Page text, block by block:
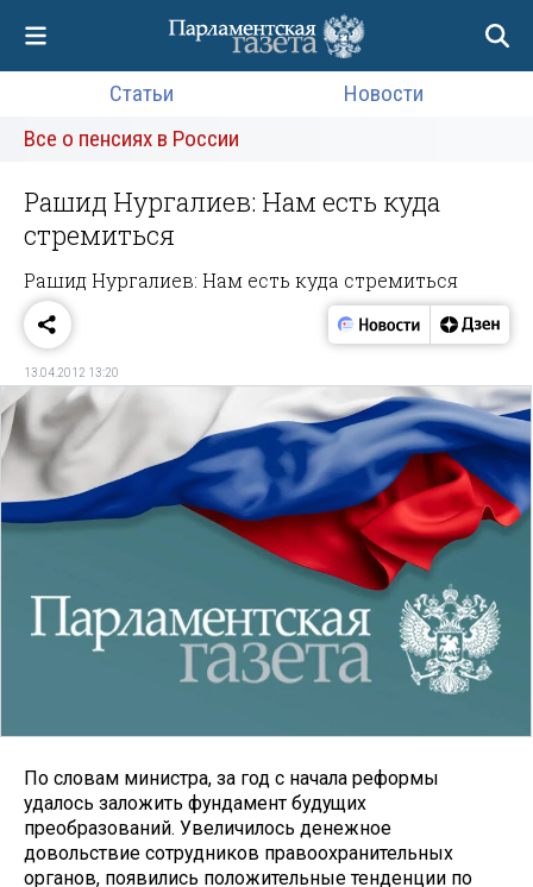
Статьи
Новости
Все о пенсиях в России
Рашид Нургалиев: Нам есть куда
стремиться
Рашид Нургалиев: Нам есть куда стремиться
13.04.2012 13:20
По словам министра, за год с начала реформы
удалось заложить фундамент будущих
преобразований. Увеличилось денежное
довольствие сотрудников правоохранительных
органов, появились положительные тенденции по